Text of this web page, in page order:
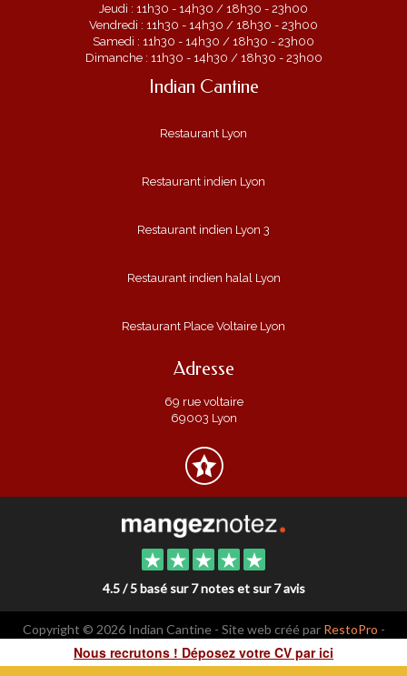
Jeudi : 11h30 - 14h30 / 18h30 - 23h00
Vendredi : 11h30 - 14h30 / 18h30 - 23h00
Samedi : 11h30 - 14h30 / 18h30 - 23h00
Dimanche : 11h30 - 14h30 / 18h30 - 23h00
Indian Cantine
Restaurant Lyon
Restaurant indien Lyon
Restaurant indien Lyon 3
Restaurant indien halal Lyon
Restaurant Place Voltaire Lyon
Adresse
69 rue voltaire
69003 Lyon
4.5 / 5 basé sur 7 notes et sur 7 avis
Copyright © 2026 Indian Cantine - Site web créé par RestoPro -
mentions légales
Nous recrutons ! Déposez votre CV par ici